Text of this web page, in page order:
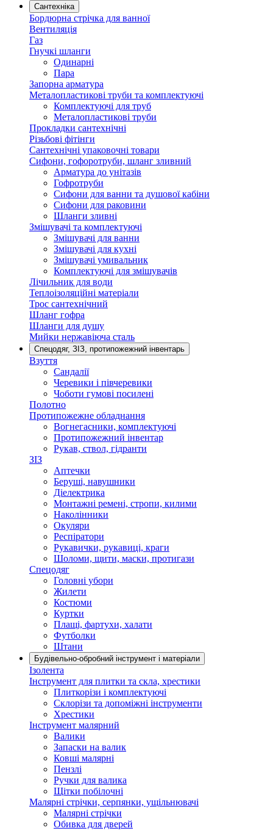
Сантехніка
Бордюрна стрічка для ванної
Вентиляція
Газ
Гнучкі шланги
Одинарні
Пара
Запорна арматура
Металопластикові труби та комплектуючі
Комплектуючі для труб
Металопластикові труби
Прокладки сантехнічні
Різьбові фітінги
Сантехнічні упаковочні товари
Сифони, гофоротруби, шланг зливний
Арматура до унітазів
Гофротруби
Сифони для ванни та душової кабіни
Сифони для раковини
Шланги зливні
Змішувачі та комплектуючі
Змішувачі для ванни
Змішувачі для кухні
Змішувачі умивальник
Комплектуючі для змішувачів
Лічильник для води
Теплоізоляційні матеріали
Трос сантехнічний
Шланг гофра
Шланги для душу
Мийки нержавіюча сталь
Спецодяг, ЗІЗ, протипожежний інвентарь
Взуття
Сандалії
Черевики і півчеревики
Чоботи гумові посилені
Полотно
Протипожежне обладнання
Вогнегасники, комплектуючі
Протипожежний інвентар
Рукав, ствол, гідранти
ЗІЗ
Аптечки
Беруші, навушники
Діелектрика
Монтажні ремені, стропи, килими
Наколінники
Окуляри
Респіратори
Рукавички, рукавиці, краги
Шоломи, щити, маски, протигази
Спецодяг
Головні убори
Жилети
Костюми
Куртки
Плащі, фартухи, халати
Футболки
Штани
Будівельно-обробний інструмент і матеріали
Ізолента
Інструмент для плитки та скла, хрестики
Плиткорізи і комплектуючі
Склорізи та допоміжні інструменти
Хрестики
Інструмент малярний
Валики
Запаски на валик
Ковші малярні
Пензлі
Ручки для валика
Щітки побілочні
Малярні стрічки, серпянки, ущільнювачі
Малярні стрічки
Обивка для дверей